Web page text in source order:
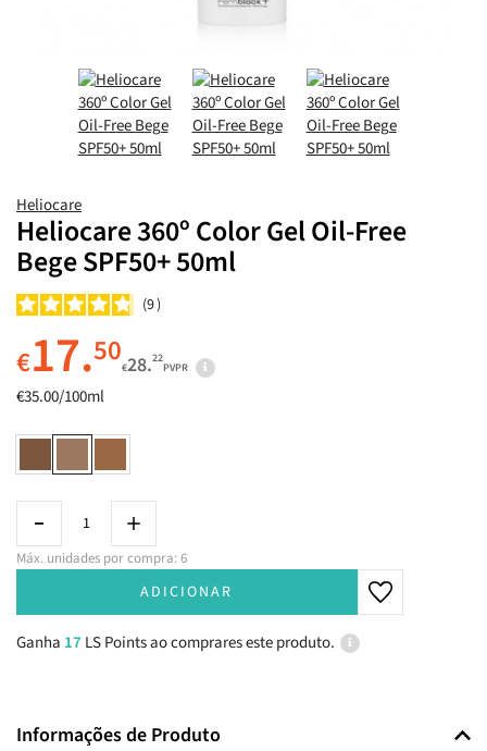
Heliocare
Heliocare 360º Color Gel Oil-Free
Bege SPF50+ 50ml
9
€17.50€28.22
PVPR
€35.00/100ml
Máx. unidades por compra: 6
ADICIONAR
Ganha 17 LS Points ao comprares este produto.
Informações de Produto